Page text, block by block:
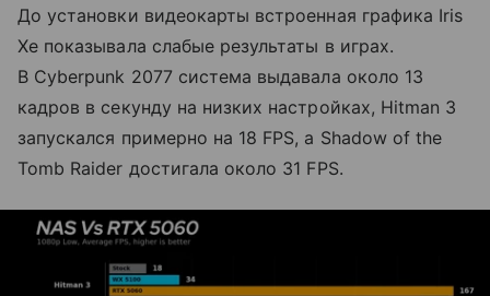
До установки видеокарты встроенная графика Iris
Xe показывала слабые результаты в играх.
В Cyberpunk 2077 система выдавала около 13
кадров в секунду на низких настройках, Hitman 3
запускался примерно на 18 FPS, а Shadow of the
Tomb Raider достигала около 31 FPS.